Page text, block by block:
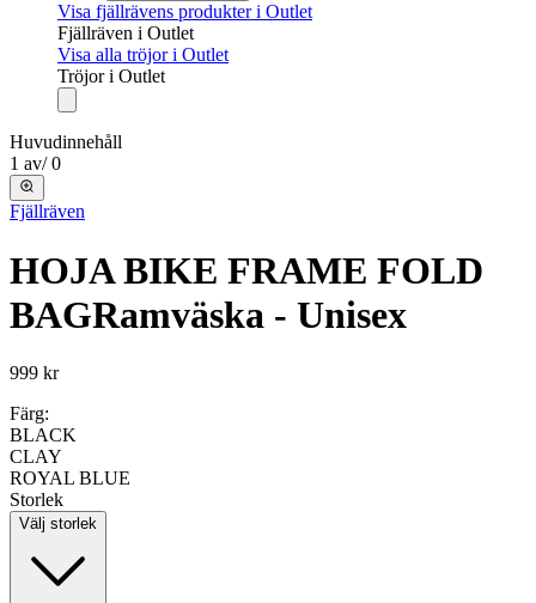
Visa fjällrävens produkter i Outlet
Fjällräven i Outlet
Visa alla tröjor i Outlet
Tröjor i Outlet
Huvudinnehåll
1 av/ 0
Fjällräven
HOJA BIKE FRAME FOLD
BAGRamväska - Unisex
999 kr
Färg:
BLACK
CLAY
ROYAL BLUE
Storlek
Välj storlek